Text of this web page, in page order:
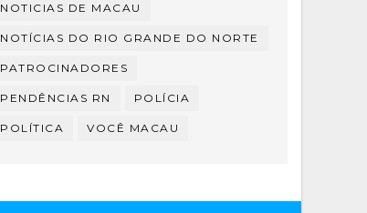
NOTICIAS DE MACAU
NOTÍCIAS DO RIO GRANDE DO NORTE
PATROCINADORES
PENDÊNCIAS RN POLÍCIA
POLÍTICA VOCÊ MACAU